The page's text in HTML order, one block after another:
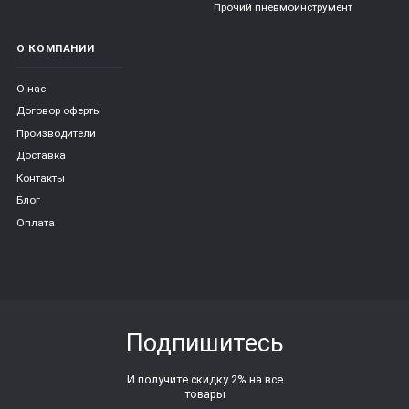
Прочий пневмоинструмент
О КОМПАНИИ
О нас
Договор оферты
Производители
Доставка
Контакты
Блог
Оплата
Подпишитесь
И получите скидку 2% на все
товары